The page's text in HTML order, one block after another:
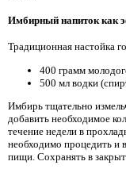
Имбирный напиток как
Традиционная настойка
400 грамм
500 мл водки
Имбирь тщательно
добавить необходимое
течение недели в
необходимо процедить и
пищи. Сохранять в